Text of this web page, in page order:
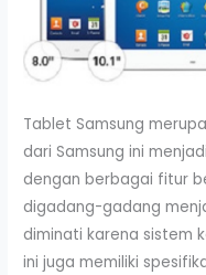
Tablet Samsung
dari Samsung ini
dengan berbagai fitur
digadang-gadang
diminati karena sistem
ini juga memiliki